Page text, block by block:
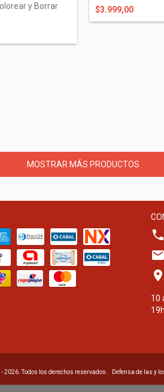
y Borrar
$3.999,00
MOSTRAR MÁS PRODUCTOS
10
2026. Todos los derechos reservados. Defensa de las y